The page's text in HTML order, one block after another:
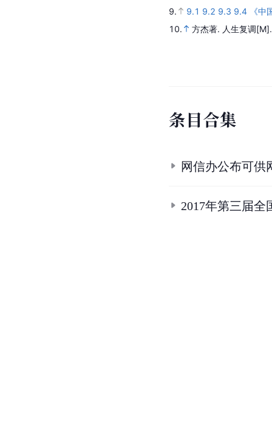
9. 9.1 9.2 9.3 9.4
《
10.
方杰著. 人生复调
条目合集
网信办公布可供
2017年第三届全